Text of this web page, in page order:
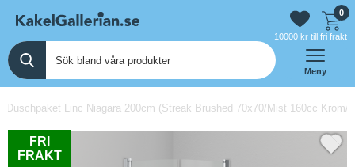
0
10000 kr till fri frakt
Meny
Duschpaket Linc Niagara 200cm (Streak Brushed 70x70/Mist 160cc Krom/
FRI
FRAKT